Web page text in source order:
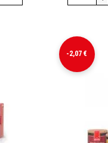
-2,07 €